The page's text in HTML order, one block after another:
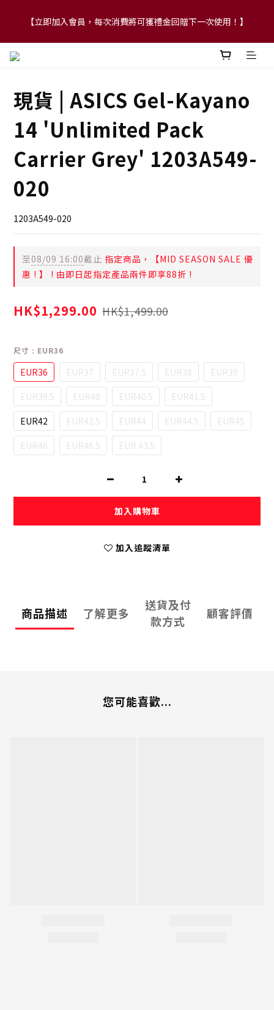
【FLASH SALE 兩件指定現貨產品即享88折】
【立即加入會員，每次消費將可獲禮金回贈下一次使用！】
【FLASH SALE 兩件指定現貨產品即享88折】
現貨 | ASICS Gel-Kayano
14 'Unlimited Pack
Carrier Grey' 1203A549-
020
1203A549-020
至08/09 16:00截止 指定商品，【MID SEASON SALE 優
惠 ! 】 ! 由即日起指定產品兩件即享88折 !
HK$1,299.00 HK$1,499.00
尺寸 : EUR36
EUR36 EUR37 EUR37.5 EUR38
EUR39
EUR39.5
EUR40 EUR40.5
EUR41.5
EUR42
EUR42.5 EUR44 EUR44.5
EUR45
EUR46
EUR46.5 EUR 43.5
加入購物車
加入追蹤清單
商品描述 了解更多
送貨及付
款方式
顧客評價
您可能喜歡...